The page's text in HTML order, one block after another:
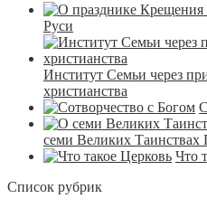
Руси
Институт Семьи через
христианства
семи Великих Таинствах
Что
Список рубрик